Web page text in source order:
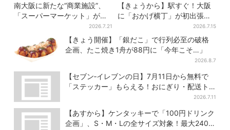
南大阪に新たな“商業施設”、
「スーパーマーケット」が先
行オープン！駅直結＆21時ま
2026.7.21
【きょうから】駅すぐ！大阪
に「おかげ横丁」が初出張、
現地グルメに初日から行列…
お目当ては？
2026.7.15
【きょう開催】「銀だこ」で行列必至の破格
企画、たこ焼き1舟が88円に「今年こそ…」
2026.8.7
【セブン‐イレブンの日】7月11日から無料で
「ステッカー」もらえる！おにぎり・配送ト
2026.7.11
【あすから】ケンタッキーで「100円ドリンク
企画」、S・M・Lの全サイズ対象！最大240円